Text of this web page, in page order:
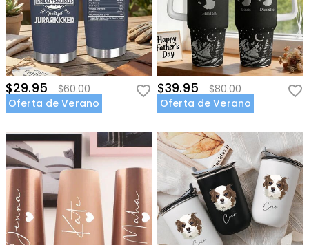
$29.95
$60.00
Oferta de Verano
$39.95
$80.00
Oferta de Verano